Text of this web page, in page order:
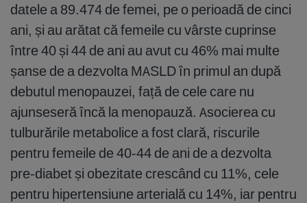
datele a 89.474 de femei, pe o perioadă de cinci
ani, și au arătat că femeile cu vârste cuprinse
între 40 și 44 de ani au avut cu 46% mai multe
șanse de a dezvolta MASLD în primul an după
debutul menopauzei, față de cele care nu
ajunseseră încă la menopauză. Asocierea cu
tulburările metabolice a fost clară, riscurile
pentru femeile de 40-44 de ani de a dezvolta
pre-diabet și obezitate crescând cu 11%, cele
pentru hipertensiune arterială cu 14%, iar pentru